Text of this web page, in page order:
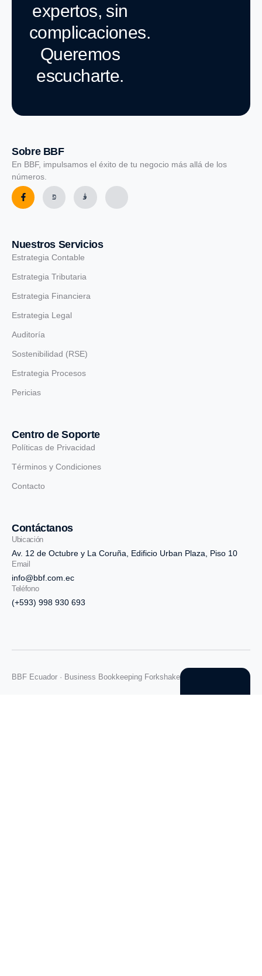
expertos, sin
complicaciones.
Queremos
escucharte.
Sobre BBF
En BBF, impulsamos el éxito de tu negocio más allá de los
números.
Nuestros Servicios
Estrategia Contable
Estrategia Tributaria
Estrategia Financiera
Estrategia Legal
Auditoría
Sostenibilidad (RSE)
Estrategia Procesos
Pericias
Centro de Soporte
Políticas de Privacidad
Términos y Condiciones
Contacto
Contáctanos
Ubicación
Av. 12 de Octubre y La Coruña, Edificio Urban Plaza, Piso 10
Email
info@bbf.com.ec
Teléfono
(+593) 998 930 693
BBF Ecuador · Business Bookkeeping Forkshake